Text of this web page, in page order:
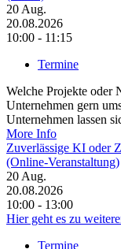
20 Aug.
20.08.2026
10:00 - 11:15
Termine
Welche Projekte oder
Unternehmen gern
Unternehmen lassen
More Info
Zuverlässige KI oder
(Online-Veranstaltung)
20 Aug.
20.08.2026
10:00 - 13:00
Hier geht es zu
Termine